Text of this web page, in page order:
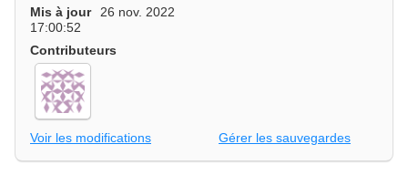
Mis à jour
26 nov. 2022
17:00:52
Contributeurs
Voir les modifications Gérer les sauvegardes